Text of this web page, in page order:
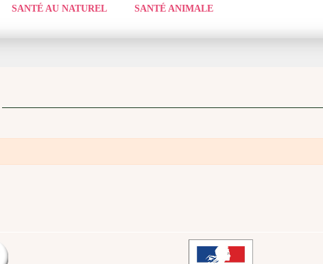
SANTÉ AU NATUREL SANTÉ ANIMALE